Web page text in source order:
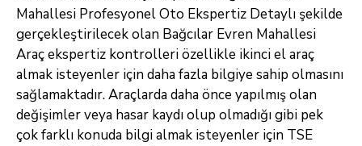
Mahallesi Profesyonel Oto Ekspertiz Detaylı şekilde
gerçekleştirilecek olan Bağcılar Evren Mahallesi
Araç ekspertiz kontrolleri özellikle ikinci el araç
almak isteyenler için daha fazla bilgiye sahip olmasını
sağlamaktadır. Araçlarda daha önce yapılmış olan
değişimler veya hasar kaydı olup olmadığı gibi pek
çok farklı konuda bilgi almak isteyenler için TSE